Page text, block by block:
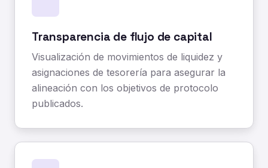
Transparencia de flujo de capital
Visualización de movimientos de liquidez y
asignaciones de tesorería para asegurar la
alineación con los objetivos de protocolo
publicados.